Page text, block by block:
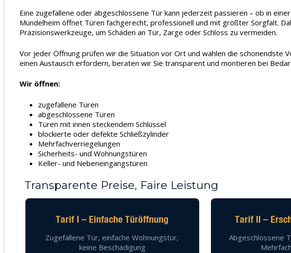
Eine zugefallene oder abgeschlossene Tür kann jederzeit passieren – ob in
Mündelheim öffnet Türen fachgerecht, professionell und mit größter Sorgfalt.
Präzisionswerkzeuge, um Schäden an Tür, Zarge oder Schloss zu vermeiden.
Vor jeder Öffnung prüfen wir die Situation vor Ort und wählen die schonendste
einen Austausch erfordern, beraten wir Sie transparent und montieren bei
Wir öffnen:
zugefallene Türen
abgeschlossene Türen
Türen mit innen steckendem Schlüssel
blockierte oder defekte Schließzylinder
Mehrfachverriegelungen
Sicherheits- und Wohnungstüren
Keller- und Nebeneingangstüren
Transparente Preise, Faire Leistung
Tarif I – Einfache Türöffnung
Zugefallene Tür, einfache Wohnungstür,
keine Beschädigung
Tarif II –
Abgeschlossene